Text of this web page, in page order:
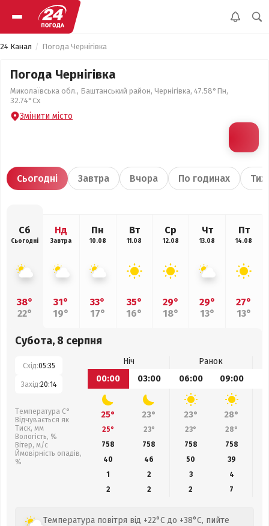
24 Канал Погода Чернігівка
Погода Чернігівка
Миколаївська обл., Баштанський район, Чернігівка, 47.58°Пн,
32.74°Сх
Змінити місто
Сьогодні Завтра Вчора По годинах
Сб
Сьогодні
38°
22°
Нд
Завтра
31°
19°
Пн
10.08
33°
17°
Вт
11.08
35°
16°
Ср
12.08
29°
18°
Чт
13.08
29°
13°
Пт
14.08
27°
13°
Субота, 8 серпня
Схід:05:35
Захід:20:14
Температура С°
Відчувається як
Тиск, мм
Вологість, %
Вітер, м/с
Ймовірність опадів,
%
Ніч
Ранок
00:00
03:00 06:00 09:00
25° 23° 23° 28°
25° 23° 23° 28°
758
758 758 758
40
46 50 39
1
2 3
4
2
2 2 7
Температура повітря від +22°C до +38°C, пийте